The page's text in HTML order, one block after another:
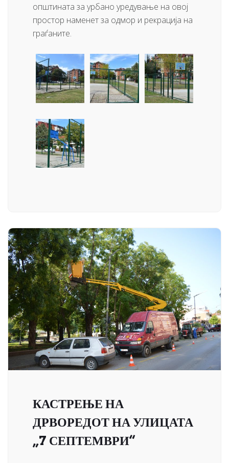
општината за урбано уредување на овој
простор наменет за одмор и рекрација на
граѓаните.
КАСТРЕЊЕ НА
ДРВОРЕДОТ НА УЛИЦАТА
„7 СЕПТЕМВРИ“